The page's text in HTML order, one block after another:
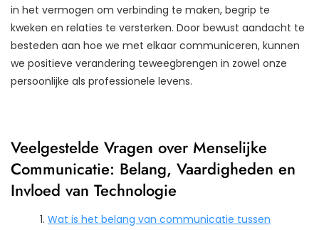
in het vermogen om verbinding te maken, begrip te
kweken en relaties te versterken. Door bewust aandacht te
besteden aan hoe we met elkaar communiceren, kunnen
we positieve verandering teweegbrengen in zowel onze
persoonlijke als professionele levens.
Veelgestelde Vragen over Menselijke
Communicatie: Belang, Vaardigheden en
Invloed van Technologie
Wat is het belang van communicatie tussen